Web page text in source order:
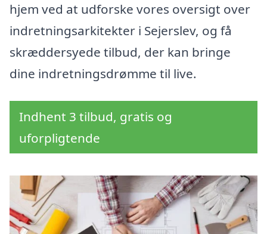
hjem ved at udforske vores oversigt over
indretningsarkitekter i Sejerslev, og få
skræddersyede tilbud, der kan bringe
dine indretningsdrømme til live.
Indhent 3 tilbud, gratis og
uforpligtende